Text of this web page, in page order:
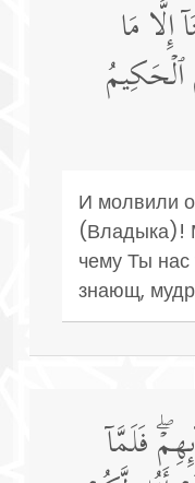
مَا
ٱلۡحَكِیمُ
И молвили
(Владыка)!
чему Ты
знающ,
فَلَمَّاۤ